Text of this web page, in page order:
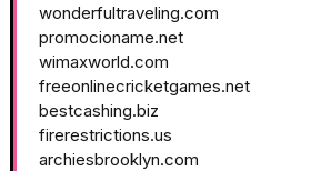
wonderfultraveling.com
promocioname.net
wimaxworld.com
freeonlinecricketgames.net
bestcashing.biz
firerestrictions.us
archiesbrooklyn.com